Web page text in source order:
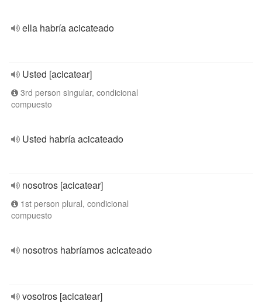
ella habría acicateado
Usted [acicatear]
3rd person singular, condicional
compuesto
Usted habría acicateado
nosotros [acicatear]
1st person plural, condicional
compuesto
nosotros habríamos acicateado
vosotros [acicatear]